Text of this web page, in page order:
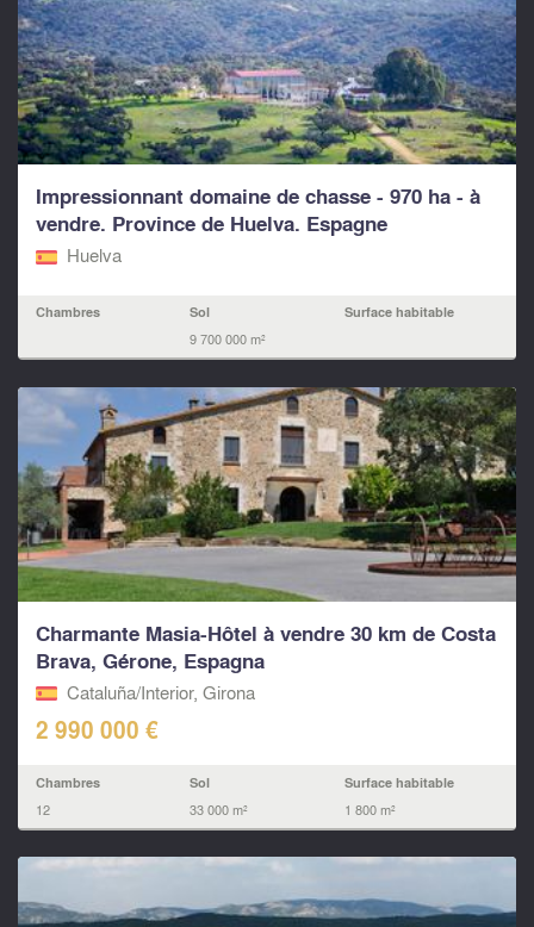
Impressionnant domaine de chasse - 970 ha - à
vendre. Province de Huelva. Espagne
Huelva
Chambres Sol
9 700 000 m²
Surface habitable
Charmante Masia-Hôtel à vendre 30 km de Costa
Brava, Gérone, Espagna
Cataluña/Interior, Girona
2 990 000 €
Chambres
12
Sol
33 000 m²
Surface habitable
1 800 m²